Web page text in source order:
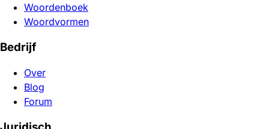
Woordenboek
Woordvormen
Bedrijf
Over
Blog
Forum